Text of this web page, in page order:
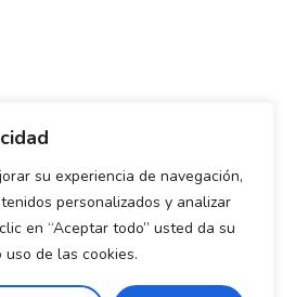
su experiencia de navegación,
personalizados y analizar
en “Aceptar todo” usted da su
de las cookies.
Política de privacidad
legal Términos y condiciones